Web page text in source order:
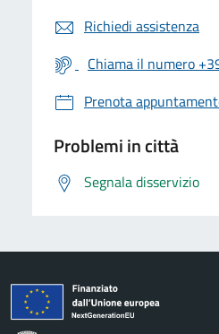
Richiedi assistenza
Chiama il numero
Prenota
Problemi in città
Segnala disservizio